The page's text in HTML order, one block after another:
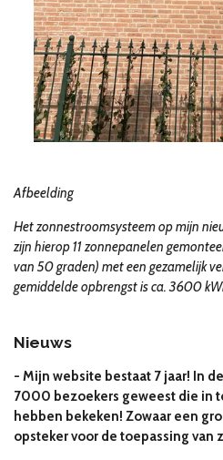
Afbeelding
Het zonnestroomsysteem op mijn
zijn hierop 11 zonnepanelen
van 50 graden) met een gezamelijk
gemiddelde opbrengst is ca. 3600
Nieuws
- Mijn website bestaat 7 jaar! In
7000 bezoekers geweest die in
hebben bekeken! Zowaar een
opsteker voor de toepassing van